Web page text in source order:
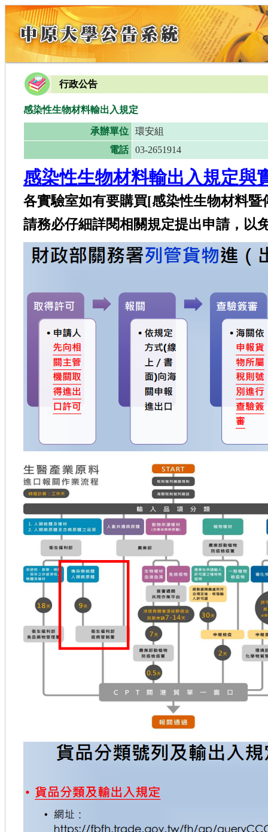
行政公告
感染性生物材料輸出入規定
承辦單位
環安組
電話
03-2651914
感染性生物材料輸出入規定與
各實驗室如有要購買[感染性生物材料暨
請務必仔細詳閱相關規定提出申請，以